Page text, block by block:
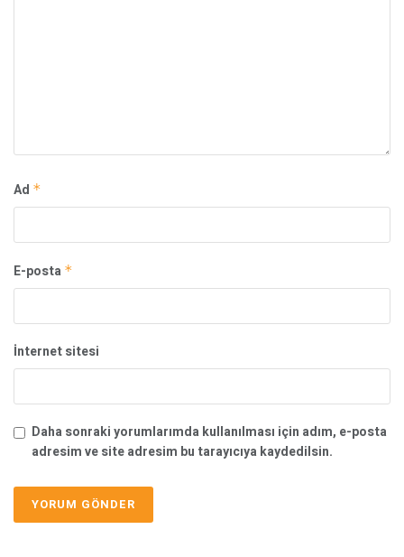
Ad *
E-posta *
İnternet sitesi
Daha sonraki yorumlarımda kullanılması için adım, e-posta
adresim ve site adresim bu tarayıcıya kaydedilsin.